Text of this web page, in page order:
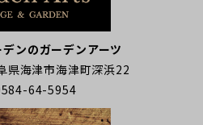
ンのガーデンアーツ
県海津市海津町深浜22
64-5954